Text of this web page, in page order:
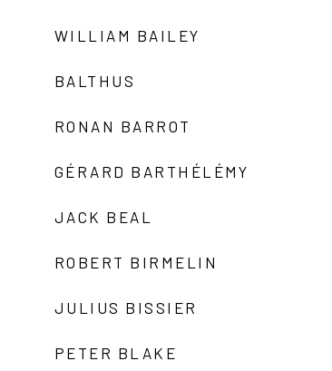
WILLIAM BAILEY
BALTHUS
RONAN BARROT
GÉRARD BARTHÉLÉMY
JACK BEAL
ROBERT BIRMELIN
JULIUS BISSIER
PETER BLAKE